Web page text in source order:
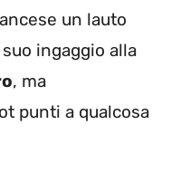
un lauto
ingaggio alla
, ma
punti a qualcosa